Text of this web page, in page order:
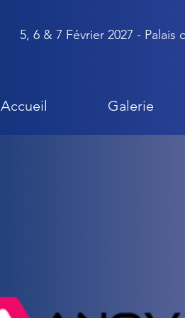
5, 6 & 7 Février 2027 -
Accueil Galerie